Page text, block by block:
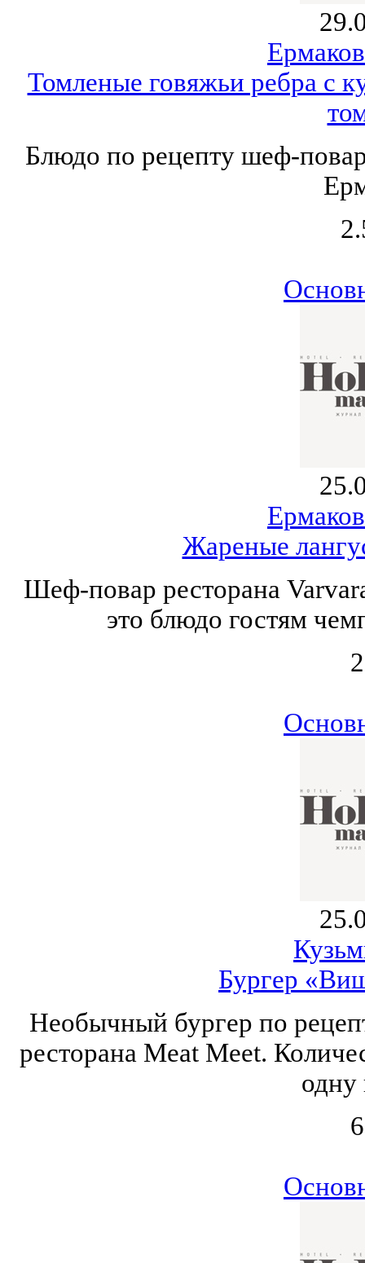
Томленые говяжьи ребра с
Блюдо по рецепту шеф-
Жареные
Шеф-повар ресторана
это блюдо гостям
Бургер
Необычный бургер по
ресторана Meat Meet.